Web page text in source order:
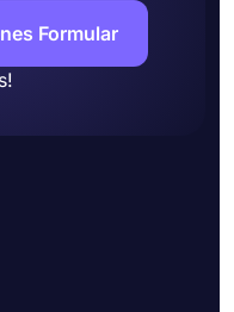
Formular